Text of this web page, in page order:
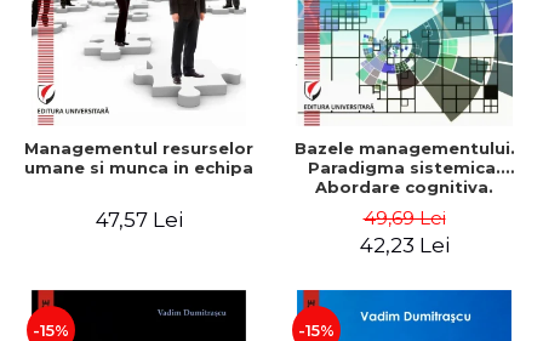
Managementul resurselor
umane si munca in echipa
47,57 Lei
Bazele managementului.
Paradigma sistemica.
Abordare cognitiva.
comportamentala - Vadim
Dumitrascu
49,69 Lei
42,23 Lei
-15% -15%